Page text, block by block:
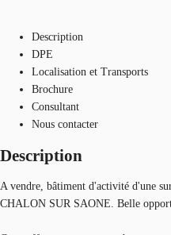
Description
DPE
Localisation et Transports
Brochure
Consultant
Nous contacter
Description
A vendre, bâtiment d'activité d'une
CHALON SUR SAONE. Belle